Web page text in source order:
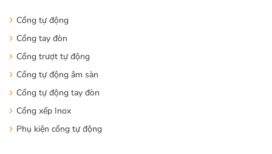
Cổng tự động
Cổng tay đòn
Cổng trượt tự động
Cổng tự động âm sàn
Cổng tự động tay đòn
Cổng xếp Inox
Phụ kiện cổng tự động